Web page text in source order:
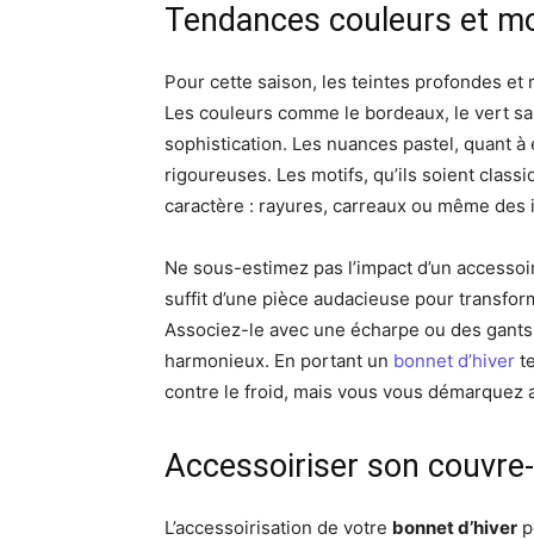
Tendances couleurs et
Pour cette saison, les teintes profondes et
Les couleurs comme le bordeaux, le vert
sophistication. Les nuances pastel, quant
rigoureuses. Les motifs, qu’ils soient
caractère : rayures, carreaux ou même
Ne sous-estimez pas l’impact d’un
suffit d’une pièce audacieuse pour
Associez-le avec une écharpe ou des
harmonieux. En portant un bonnet d’hiver
contre le froid, mais vous vous démarquez
Accessoiriser son
L’accessoirisation de votre bonnet d’hiver